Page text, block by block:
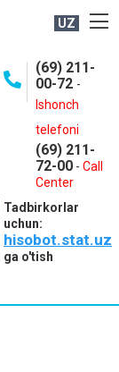
UZ
(69) 211-
00-72 -
Ishonch
telefoni
(69) 211-
72-00 - Call
Center
Tadbirkorlar
uchun:
hisobot.stat.uz
ga o'tish